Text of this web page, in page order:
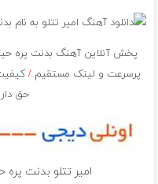
پخش آنلاین آهنگ بدنت
پرسرعت و لینک مستقیم/
حق
امیر تتلو بدنت